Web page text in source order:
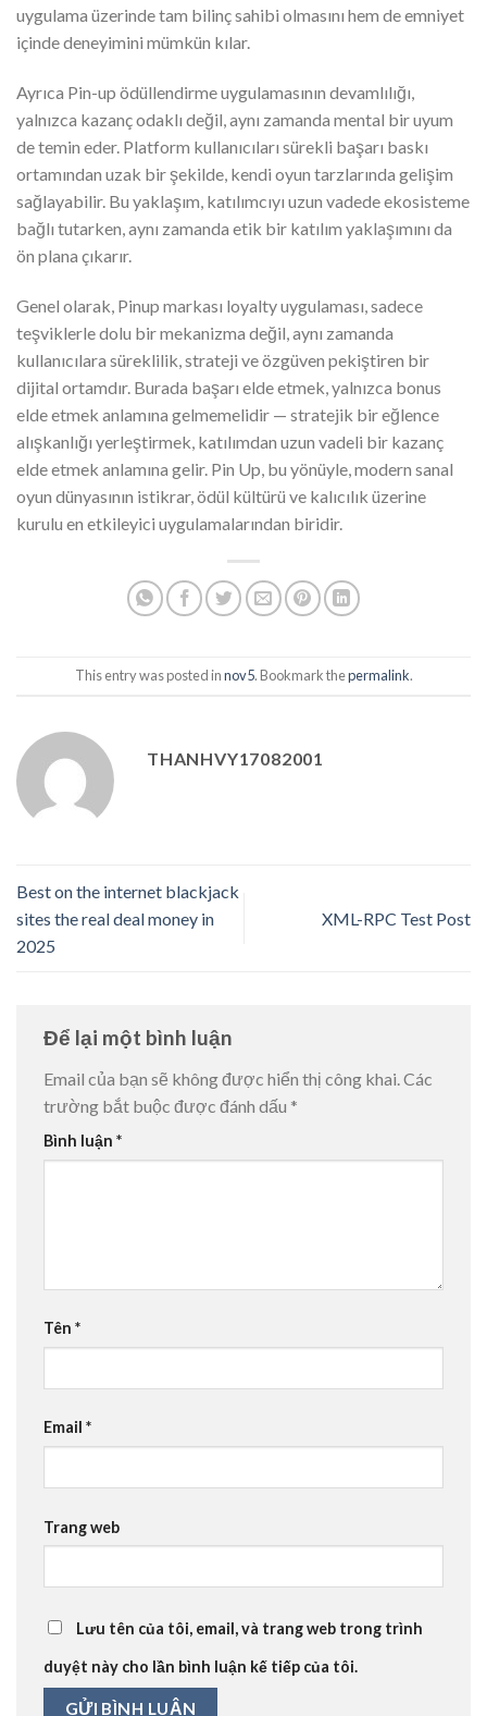
uygulama üzerinde tam bilinç sahibi olmasını hem de emniyet
içinde deneyimini mümkün kılar.
Ayrıca Pin-up ödüllendirme uygulamasının devamlılığı,
yalnızca kazanç odaklı değil, aynı zamanda mental bir uyum
de temin eder. Platform kullanıcıları sürekli başarı baskı
ortamından uzak bir şekilde, kendi oyun tarzlarında gelişim
sağlayabilir. Bu yaklaşım, katılımcıyı uzun vadede ekosisteme
bağlı tutarken, aynı zamanda etik bir katılım yaklaşımını da
ön plana çıkarır.
Genel olarak, Pinup markası loyalty uygulaması, sadece
teşviklerle dolu bir mekanizma değil, aynı zamanda
kullanıcılara süreklilik, strateji ve özgüven pekiştiren bir
dijital ortamdır. Burada başarı elde etmek, yalnızca bonus
elde etmek anlamına gelmemelidir — stratejik bir eğlence
alışkanlığı yerleştirmek, katılımdan uzun vadeli bir kazanç
elde etmek anlamına gelir. Pin Up, bu yönüyle, modern sanal
oyun dünyasının istikrar, ödül kültürü ve kalıcılık üzerine
kurulu en etkileyici uygulamalarından biridir.
This entry was posted innov5. Bookmark thepermalink.
THANHVY17082001
Best on the internet blackjack
sites the real deal money in
2025
XML-RPC Test Post
Để lại một bình luận
Email của bạn sẽ không được hiển thị công khai.Các
trường bắt buộc được đánh dấu *
Bình luận *
Tên *
Email *
Trang web
Lưu tên của tôi, email, và trang web trong trình
duyệt này cho lần bình luận kế tiếp của tôi.